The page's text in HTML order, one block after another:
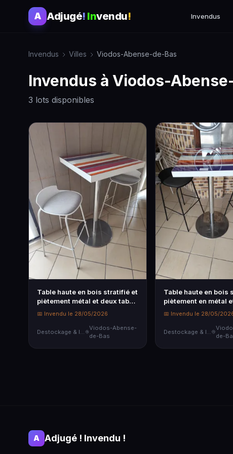
A Adjugé! Invendu! Invendus
Invendus Villes Viodos-Abense-de-Bas
Invendus à Viodos-
3 lots disponibles
Table haute en bois stratifié et
piètement métal et deux tab…
📅 Invendu le 28/05/2026
Viodos-Abense-
de-Bas
Table haute en bois
piètement en métal
📅 Invendu le 28/05/
de-
A Adjugé ! Invendu !